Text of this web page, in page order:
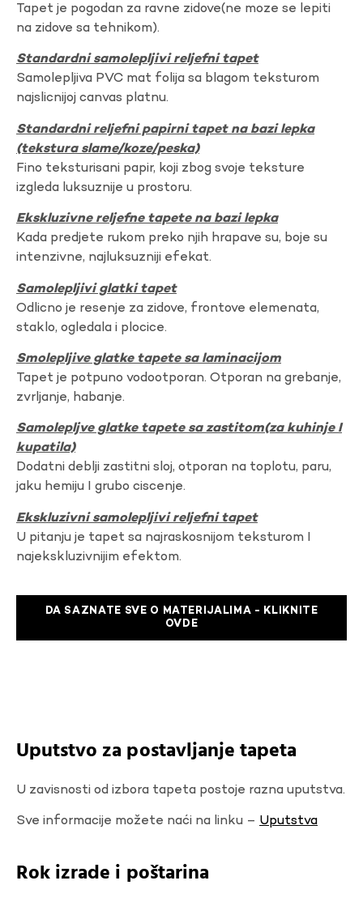
Tapet je pogodan za ravne zidove(ne moze se lepiti
na zidove sa tehnikom).
Standardni samolepljivi reljefni tapet
Samolepljiva PVC mat folija sa blagom teksturom
najslicnijoj canvas platnu.
Standardni reljefni papirni tapet na bazi lepka
(tekstura slame/koze/peska)
Fino teksturisani papir, koji zbog svoje teksture
izgleda luksuznije u prostoru.
Ekskluzivne reljefne tapete na bazi lepka
Kada predjete rukom preko njih hrapave su, boje su
intenzivne, najluksuzniji efekat.
Samolepljivi glatki tapet
Odlicno je resenje za zidove, frontove elemenata,
staklo, ogledala i plocice.
Smolepljive glatke tapete sa laminacijom
Tapet je potpuno vodootporan. Otporan na grebanje,
zvrljanje, habanje.
Samolepljve glatke tapete sa zastitom(za kuhinje I
kupatila)
Dodatni deblji zastitni sloj, otporan na toplotu, paru,
jaku hemiju I grubo ciscenje.
Ekskluzivni samolepljivi reljefni tapet
U pitanju je tapet sa najraskosnijom teksturom I
najekskluzivnijim efektom.
DA SAZNATE SVE O MATERIJALIMA - KLIKNITE
OVDE
Uputstvo za postavljanje tapeta
U zavisnosti od izbora tapeta postoje razna uputstva.
Sve informacije možete naći na linku – Uputstva
Rok izrade i poštarina